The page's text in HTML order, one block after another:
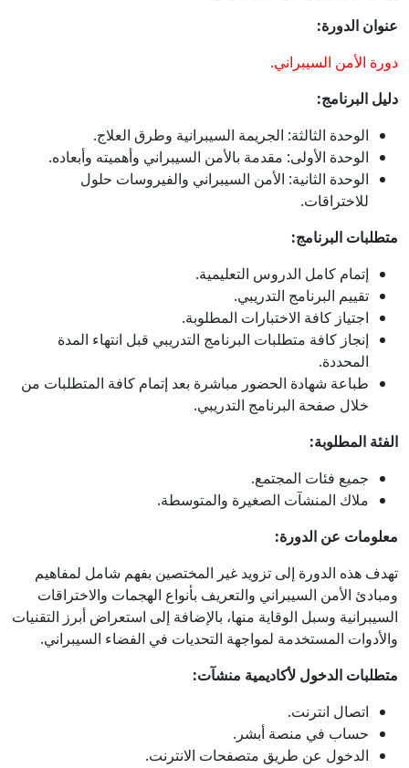
عنوان الدورة:
دورة الأمن السيبراني.
دليل البرنامج:
الوحدة الثالثة: الجريمة السيبرانية وطرق العلاج.
الوحدة الأولى: مقدمة بالأمن السيبراني وأهميته وأبعاده.
الوحدة الثانية: الأمن السيبراني والفيروسات حلول
للاختراقات.
متطلبات البرنامج:
إتمام كامل الدروس التعليمية.
تقييم البرنامج التدريبي.
اجتياز كافة الاختبارات المطلوبة.
إنجاز كافة متطلبات البرنامج التدريبي قبل انتهاء المدة
المحددة.
طباعة شهادة الحضور مباشرة بعد إتمام كافة المتطلبات من
خلال صفحة البرنامج التدريبي.
الفئة المطلوبة:
جميع فئات المجتمع.
ملاك المنشآت الصغيرة والمتوسطة.
معلومات عن الدورة:
تهدف هذه الدورة إلى تزويد غير المختصين بفهم شامل لمفاهيم
ومبادئ الأمن السيبراني والتعريف بأنواع الهجمات والاختراقات
السيبرانية وسبل الوقاية منها، بالإضافة إلى استعراض أبرز التقنيات
والأدوات المستخدمة لمواجهة التحديات في الفضاء السيبراني.
متطلبات الدخول لأكاديمية منشآت:
اتصال انترنت.
حساب في منصة أبشر.
الدخول عن طريق متصفحات الانترنت.